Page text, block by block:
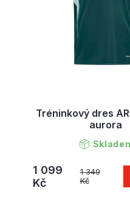
Tréninkový dres
aurora
1 349
Kč
1 099
Kč